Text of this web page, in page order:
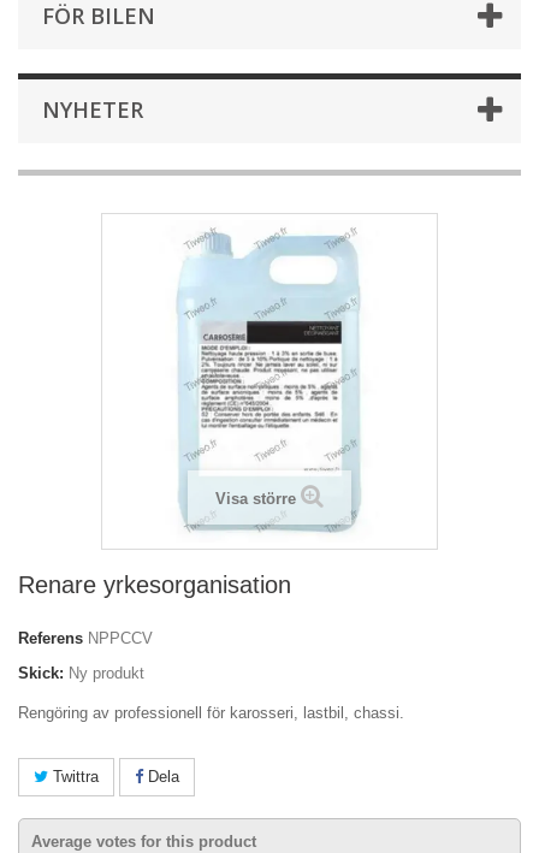
FÖR BILEN
NYHETER
Visa större
Renare yrkesorganisation
Referens NPPCCV
Skick: Ny produkt
Rengöring av professionell för karosseri, lastbil, chassi.
Twittra Dela
Average votes for this product